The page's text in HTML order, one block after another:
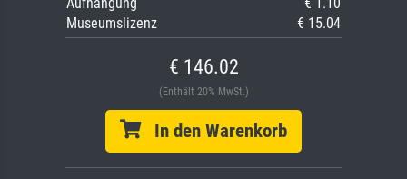
Museumslizenz
€ 15.04
€ 146.02
(Enthält 20% MwSt.)
In den Warenkorb